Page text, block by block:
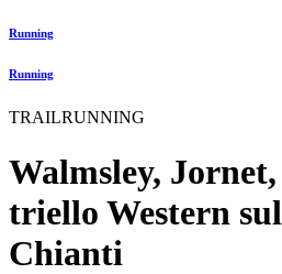
Running
Running
TRAILRUNNING
Walmsley,
triello Western
Chianti